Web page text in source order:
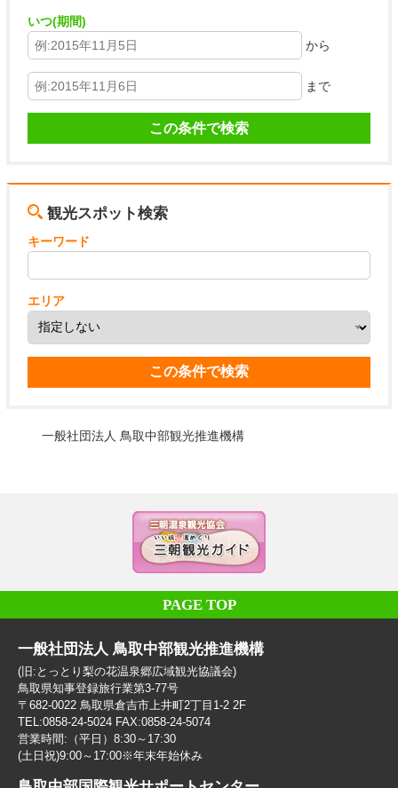
いつ(期間)
から
まで
観光スポット検索
キーワード
エリア
一般社団法人 鳥取中部観光推進機構
PAGE TOP
一般社団法人 鳥取中部観光推進機構
(旧:とっとり梨の花温泉郷広域観光協議会)
鳥取県知事登録旅行業第3-77号
〒682-0022 鳥取県倉吉市上井町2丁目1-2 2F
TEL:0858-24-5024 FAX:0858-24-5074
営業時間:（平日）8:30～17:30
(土日祝)9:00～17:00※年末年始休み